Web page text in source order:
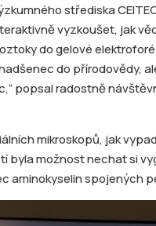
střediska
vyzkoušet, jak
do gelové
do přírodovědy,
popsal radostně
mikroskopů, jak
byla možnost nechat si
aminokyselin spojených